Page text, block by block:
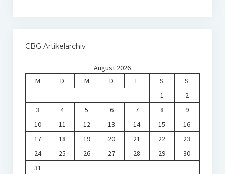
CBG Artikelarchiv
August 2026
M
D M D F S
S
1
2
3
4 5 6 7 8
9
10
11 12 13 14 15
16
17
18 19 20 21 22
23
24
25 26 27 28 29
30
31